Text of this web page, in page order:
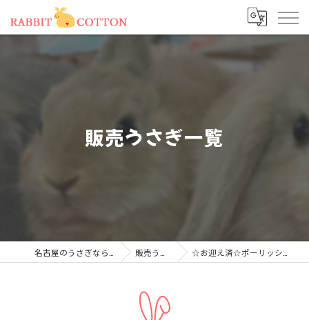
販売うさぎ一覧
販売うさぎ一覧 ☆お迎え済☆ポーリッシュ（オランダ血統）